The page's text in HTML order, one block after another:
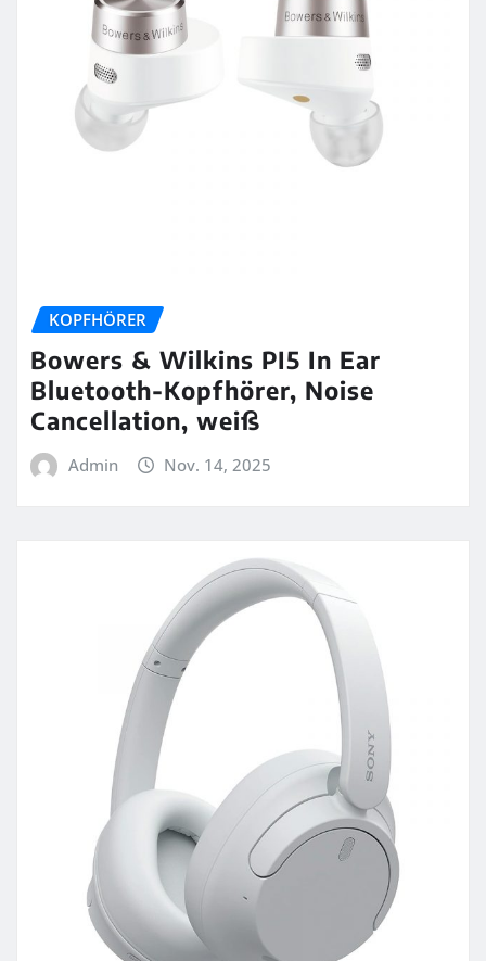
KOPFHÖRER
Bowers & Wilkins PI5 In Ear
Bluetooth-Kopfhörer, Noise
Cancellation, weiß
Admin Nov. 14, 2025